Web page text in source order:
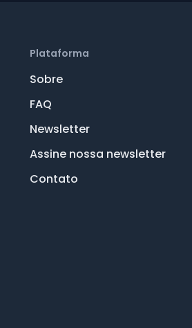
Plataforma
Sobre
FAQ
Newsletter
Assine nossa newsletter
Contato